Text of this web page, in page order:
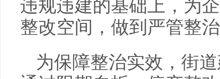
违规违建的基础上，为
整改空间，做到严管整
为保障整治实效，街